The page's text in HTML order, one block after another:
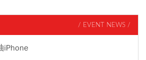
/ EVENT NEWS /
iPhone